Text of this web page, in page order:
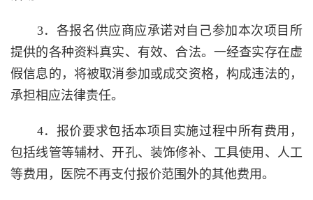
3．各报名供应商应承诺对自己参加本次项目所
提供的各种资料真实、有效、合法。一经查实存在虚
假信息的，将被取消参加或成交资格，构成违法的，
承担相应法律责任。
4．报价要求包括本项目实施过程中所有费用，
包括线管等辅材、开孔、装饰修补、工具使用、人工
等费用，医院不再支付报价范围外的其他费用。